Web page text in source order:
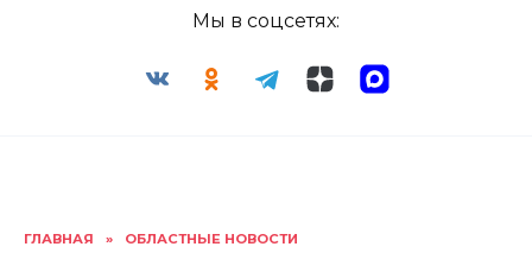
Мы в соцсетях:
ГЛАВНАЯ » ОБЛАСТНЫЕ НОВОСТИ